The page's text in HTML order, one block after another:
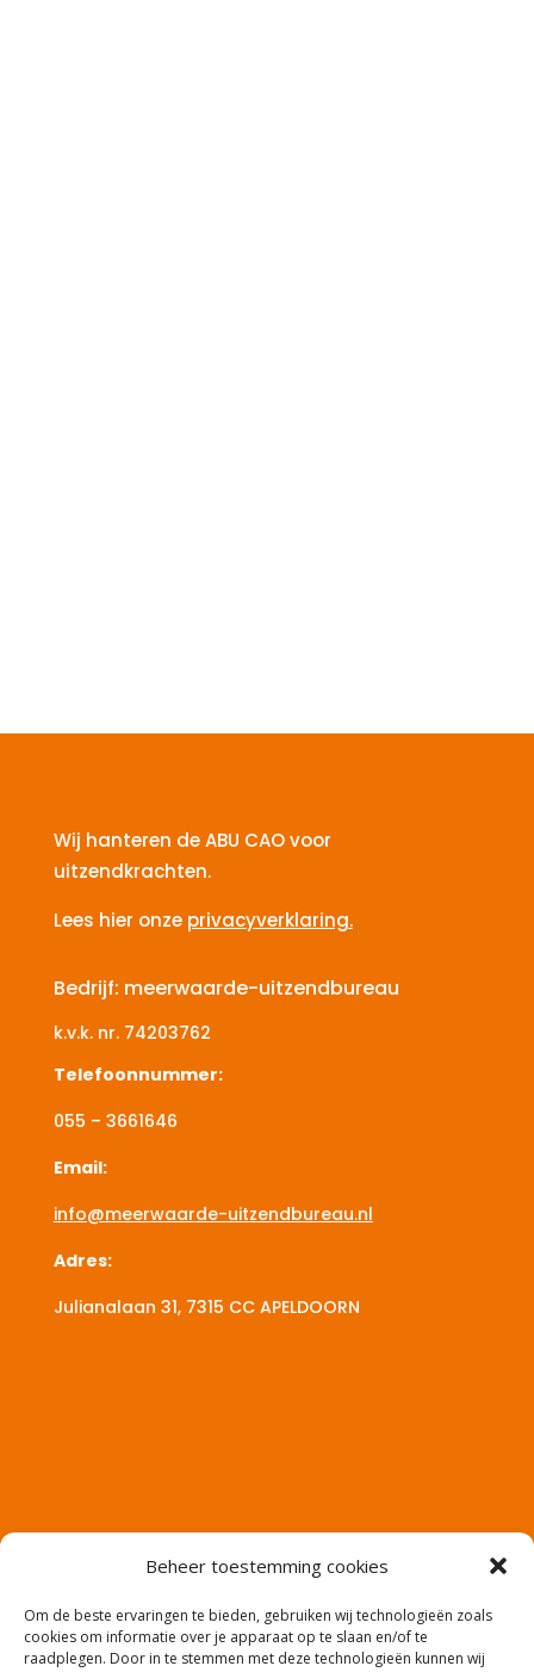
Beheer toestemming cookies
Om de beste ervaringen te bieden, gebruiken wij technologieën zoals
cookies om informatie over je apparaat op te slaan en/of te
raadplegen. Door in te stemmen met deze technologieën kunnen wij
Wij hanteren de ABU CAO voor
uitzendkrachten.
Lees hier onze privacyverklaring.
Bedrijf: meerwaarde-uitzendbureau
k.v.k. nr.74203762
Telefoonnummer:
055 – 3661646
Email:
info@meerwaarde-uitzendbureau.nl
Adres:
Julianalaan 31, 7315 CCAPELDOORN